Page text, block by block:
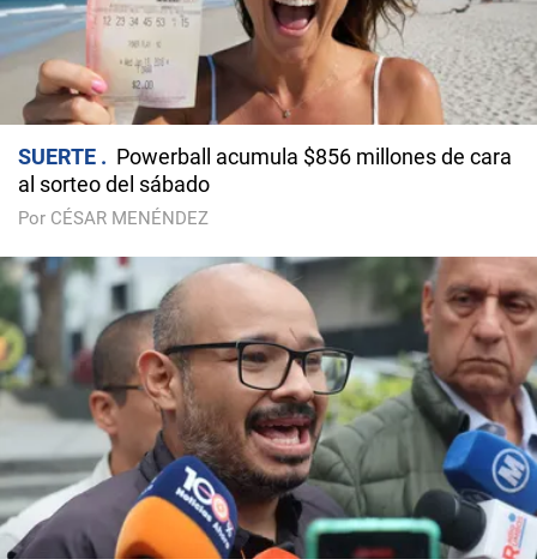
SUERTE
Powerball acumula $856 millones de cara
al sorteo del sábado
Por CÉSAR MENÉNDEZ